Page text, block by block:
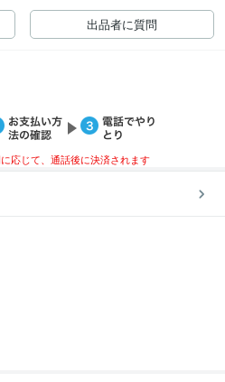
出品者に質問
応じて、通話後に決済されます